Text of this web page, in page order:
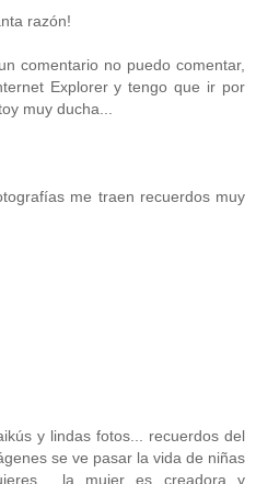
razón!
comentario no puedo comentar,
Explorer y tengo que ir por
muy ducha...
me traen recuerdos muy
y lindas fotos... recuerdos del
se ve pasar la vida de niñas
la mujer es creadora y